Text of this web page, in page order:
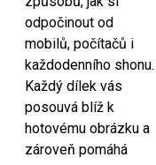
odpočinout od
mobilů, počítačů i
každodenního shonu.
Každý dílek vás
posouvá blíž k
hotovému obrázku a
zároveň pomáhá